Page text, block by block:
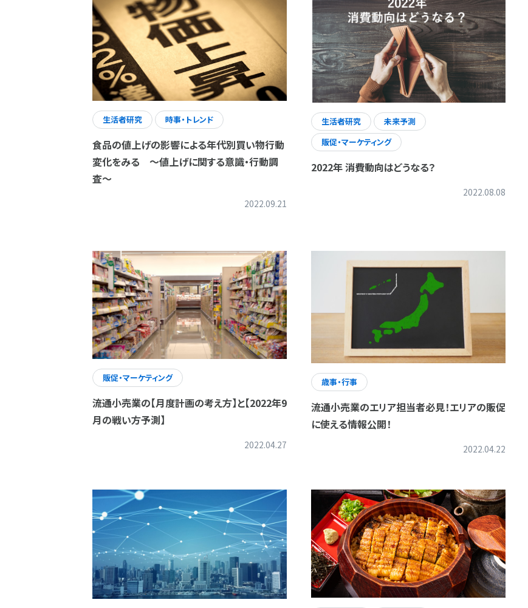
生活者研究 時事・トレンド
食品の値上げの影響による年代別買い物行動
変化をみる ～値上げに関する意識・行動調
査～
2022.09.21
生活者研究
未来予測
販促・マーケティング
2022年 消費動向はどうなる？
2022.08.08
販促・マーケティング
流通小売業の【月度計画の考え方】と【2022年9
月の戦い方予測】
2022.04.27
歳事・行事
流通小売業のエリア担当者必見！エリアの販促
に使える情報公開！
2022.04.22